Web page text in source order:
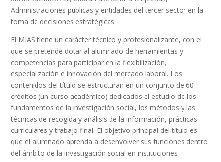
Administraciones públicas y entidades del tercer sector en la
toma de decisiones estratégicas.
El MIAS tiene un carácter técnico y profesionalizante, con el
que se pretende dotar al alumnado de herramientas y
competencias para participar en la flexibilización,
especialización e innovación del mercado laboral. Los
contenidos del título se estructuran en un conjunto de 60
créditos (un curso académico) dedicados al estudio de los
fundamentos de la investigación social, los métodos y las
técnicas de recogida y análisis de la información, prácticas
curriculares y trabajo final. El objetivo principal del título es
que el alumnado aprenda a desenvolver sus funciones dentro
del ámbito de la investigación social en instituciones